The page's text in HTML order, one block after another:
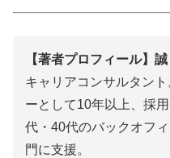
【著者プロフィール】誠
キャリアコンサルタン
ーとして10年以上、採
代・40代のバックオフ
門に支援。